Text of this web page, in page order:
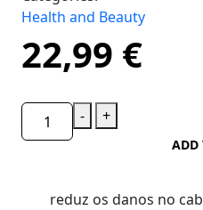
Health and Beauty
22,99 €
- +
ADD
reduz os danos no